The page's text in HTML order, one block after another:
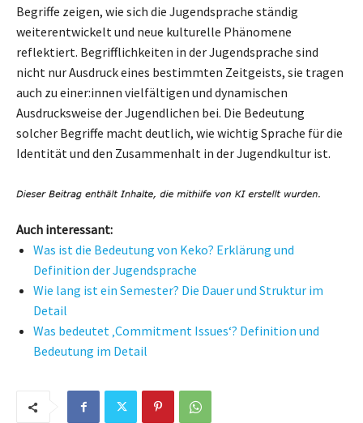
Begriffe zeigen, wie sich die Jugendsprache ständig
weiterentwickelt und neue kulturelle Phänomene
reflektiert. Begrifflichkeiten in der Jugendsprache sind
nicht nur Ausdruck eines bestimmten Zeitgeists, sie tragen
auch zu einer:innen vielfältigen und dynamischen
Ausdrucksweise der Jugendlichen bei. Die Bedeutung
solcher Begriffe macht deutlich, wie wichtig Sprache für die
Identität und den Zusammenhalt in der Jugendkultur ist.
Auch interessant:
Was ist die Bedeutung von Keko? Erklärung und
Definition der Jugendsprache
Wie lang ist ein Semester? Die Dauer und Struktur im
Detail
Was bedeutet ‚Commitment Issues‘? Definition und
Bedeutung im Detail